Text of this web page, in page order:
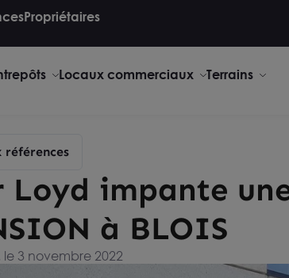
Propriétaires
Locaux commerciaux Terrains
références
impante
à BLOIS
le 3 novembre 2022